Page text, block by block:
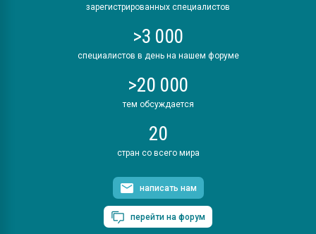
зарегистрированных специалистов
>3 000
специалистов в день на нашем форуме
>20 000
тем обсуждается
20
стран со всего мира
написать нам
перейти на форум